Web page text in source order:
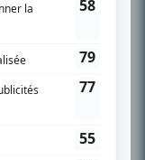
commenter